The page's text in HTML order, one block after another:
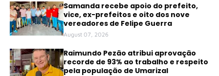
Samanda recebe apoio do prefeito,
vice, ex-prefeitos e oito dos nove
vereadores de Felipe Guerra
August 07, 2026
Raimundo Pezão atribui aprovação
recorde de 93% ao trabalho e respeito
pela população de Umarizal